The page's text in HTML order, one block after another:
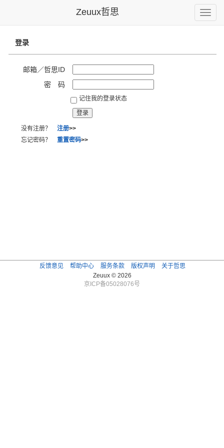
Toggle
Zeuux哲思
登录
邮箱／哲思ID
密 码
记住我的登录状态
没有注册？ 注册>>
忘记密码？ 重置密码>>
反馈意见 帮助中心 服务条款 版权声明
关于哲思
Zeuux © 2026
京ICP备05028076号